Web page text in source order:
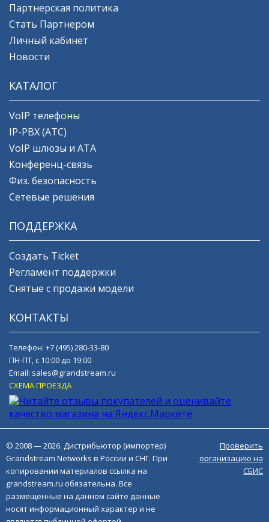
Партнерская политика
Стать Партнером
Личный кабинет
Новости
КАТАЛОГ
VoIP телефоны
IP-PBX (АТС)
VoIP шлюзы и ATA
Конференц-связь
Физ. безопасность
Сетевые решения
ПОДДЕРЖКА
Создать Ticket
Регламент поддержки
Снятые с продажи модели
КОНТАКТЫ
Телефон: +7 (495) 280-33-80
ПН-ПТ, с 10:00 до 19:00
Email: sales@grandstream.ru
СХЕМА ПРОЕЗДА
© 2008 — 2026. Дистрибьютор (импортер)
Grandstream Networks в России и СНГ. При
копировании материалов ссылка на
grandstream.ru обязательна. Все
размещенные на данном сайте данные
носят информационный характер и не
Проверить
организацию на
СБИС